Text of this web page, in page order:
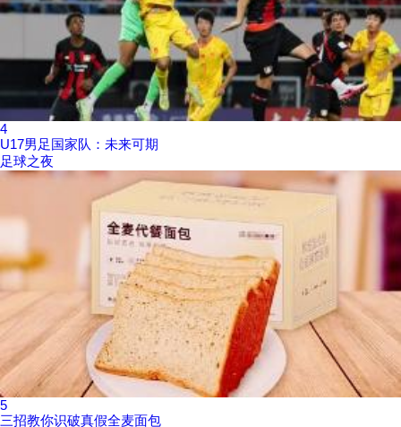
4
U17男足国家队：未来可期
足球之夜
5
三招教你识破真假全麦面包